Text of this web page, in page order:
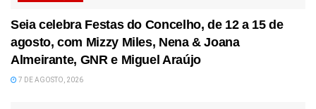
Seia celebra Festas do Concelho, de 12 a 15 de
agosto, com Mizzy Miles, Nena & Joana
Almeirante, GNR e Miguel Araújo
7 DE AGOSTO, 2026